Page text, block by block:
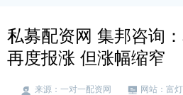
私募配资网 集邦咨询
再度报涨 但涨幅缩窄
来源：一对一配资网 网站：富